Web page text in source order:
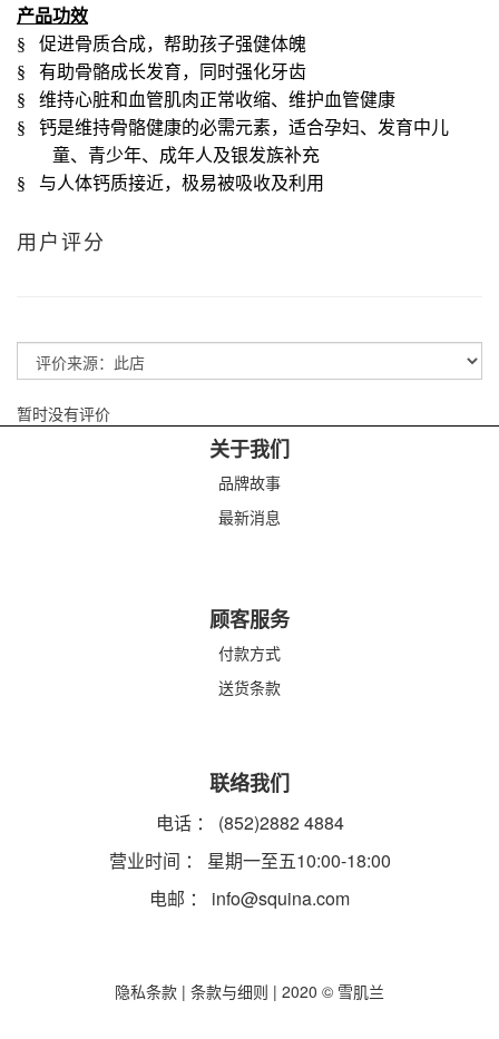
产品功效
§
促进骨质合成，帮助孩子强健体魄
§
有助骨骼成长发育，同时强化牙齿
§
维持心脏和血管肌肉正常收缩、维护血管健康
§
钙是维持骨骼健康的必需元素，适合孕妇、发育中儿
童、青少年、成年人及银发族补充
§
与人体钙质接近，极易被吸收及利用
用户评分
暂时没有评价
关于我们
品牌故事
最新消息
顾客服务
付款方式
送货条款
联络我们
电话 ： (852)2882 4884
营业时间 ： 星期一至五10:00-18:00
电邮 ： info@squina.com
隐私条款 | 条款与细则 | 2020 © 雪肌兰